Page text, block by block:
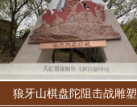
狼牙山棋盘陀阻击战雕塑